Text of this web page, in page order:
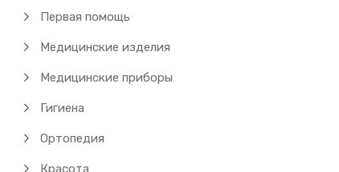
Первая помощь
Медицинские изделия
Медицинские приборы
Гигиена
Ортопедия
Красота